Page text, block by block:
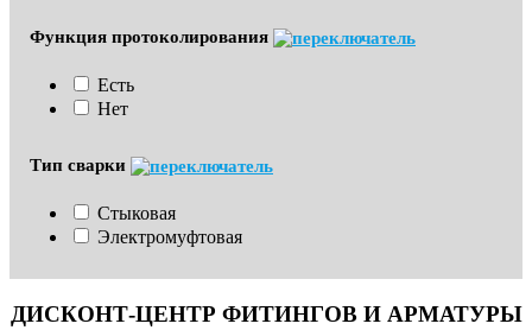
Функция протоколирования
Есть
Нет
Тип сварки
Стыковая
Электромуфтовая
ДИСКОНТ-ЦЕНТР ФИТИНГОВ И АРМАТУРЫ